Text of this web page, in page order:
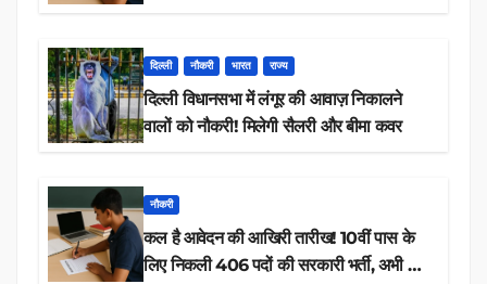
दिल्ली नौकरी भारत राज्य
दिल्ली विधानसभा में लंगूर की आवाज़ निकालने
वालों को नौकरी! मिलेगी सैलरी और बीमा कवर
नौकरी
कल है आवेदन की आखिरी तारीख! 10वीं पास के
लिए निकली 406 पदों की सरकारी भर्ती, अभी करें